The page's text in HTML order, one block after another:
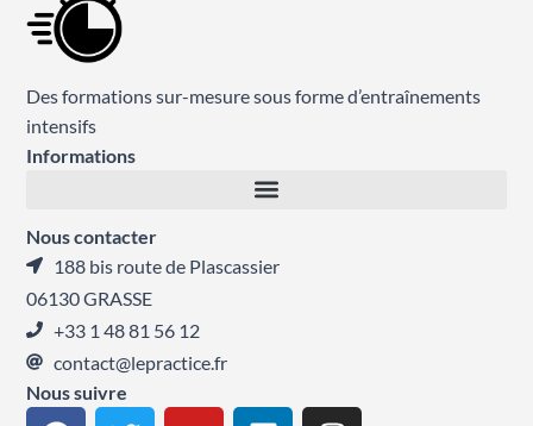
Des formations sur-mesure sous forme d’entraînements
intensifs
Informations
Nous contacter
188 bis route de Plascassier
06130 GRASSE
+33 1 48 81 56 12
contact@lepractice.fr
Nous suivre